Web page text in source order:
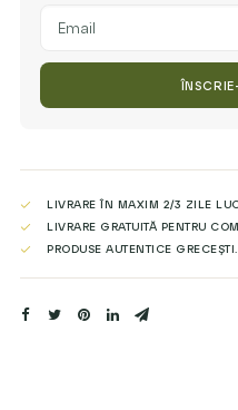
your
to
this
product
LIVRARE ÎN MAXIM 2/3 ZILE
LIVRARE GRATUITĂ PENTRU
PRODUSE AUTENTICE GRECEȘTI.